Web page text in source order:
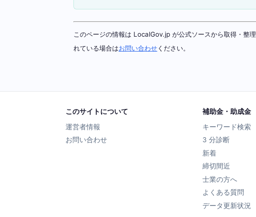
このページの情報は LocalGov.jp が公式ソースから取得・整
れている場合はお問い合わせください。
このサイトについて
運営者情報
お問い合わせ
補助金・助成金
キーワード検索
3 分診断
新着
締切間近
士業の方へ
よくある質問
データ更新状況